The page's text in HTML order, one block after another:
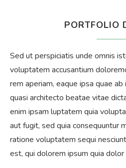
PORTFOLIO
Sed ut perspiciatis unde omnis
voluptatem accusantium
rem aperiam, eaque ipsa quae
quasi architecto beatae vitae
enim ipsam luptatem quia
aut fugit, sed quia consequuntur
ratione voluptatem sequi
est, qui dolorem ipsum quia